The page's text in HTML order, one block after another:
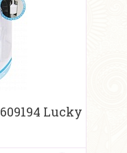
Lucky